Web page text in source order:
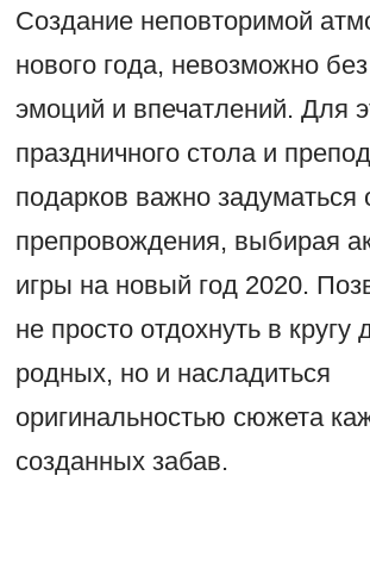
Создание неповторимой
нового года, невозможно
эмоций и впечатлений. Для
праздничного стола и
подарков важно задуматься
препровождения, выбирая
игры на новый год 2020.
не просто отдохнуть в кругу
родных, но и насладиться
оригинальностью сюжета
созданных забав.